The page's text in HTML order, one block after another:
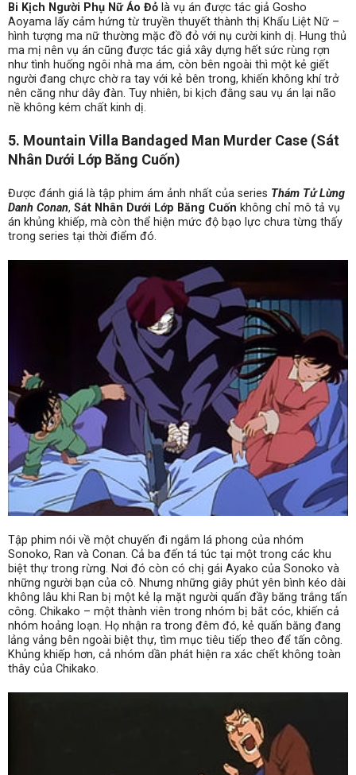
Bi Kịch Người Phụ Nữ Áo Đỏ là vụ án được tác giả Gosho
Aoyama lấy cảm hứng từ truyền thuyết thành thị Khẩu Liệt Nữ –
hình tượng ma nữ thường mặc đồ đỏ với nụ cười kinh dị. Hung thủ
ma mị nên vụ án cũng được tác giả xây dựng hết sức rùng rợn
như tình huống ngôi nhà ma ám, còn bên ngoài thì một kẻ giết
người đang chực chờ ra tay với kẻ bên trong, khiến không khí trở
nên căng như dây đàn. Tuy nhiên, bi kịch đằng sau vụ án lại não
nề không kém chất kinh dị.
5. Mountain Villa Bandaged Man Murder Case (Sát
Nhân Dưới Lớp Băng Cuốn)
Được đánh giá là tập phim ám ảnh nhất của series Thám Tử Lừng
Danh Conan, Sát Nhân Dưới Lớp Băng Cuốn không chỉ mô tả vụ
án khủng khiếp, mà còn thể hiện mức độ bạo lực chưa từng thấy
trong series tại thời điểm đó.
Tập phim nói về một chuyến đi ngắm lá phong của nhóm
Sonoko, Ran và Conan. Cả ba đến tá túc tại một trong các khu
biệt thự trong rừng. Nơi đó còn có chị gái Ayako của Sonoko và
những người bạn của cô. Nhưng những giây phút yên bình kéo dài
không lâu khi Ran bị một kẻ lạ mặt người quấn đầy băng trắng tấn
công. Chikako – một thành viên trong nhóm bị bắt cóc, khiến cả
nhóm hoảng loạn. Họ nhận ra trong đêm đó, kẻ quấn băng đang
lảng vảng bên ngoài biệt thự, tìm mục tiêu tiếp theo để tấn công.
Khủng khiếp hơn, cả nhóm dần phát hiện ra xác chết không toàn
thây của Chikako.